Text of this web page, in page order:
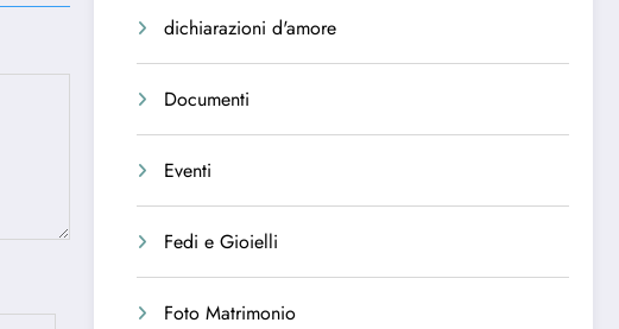
dichiarazioni d'amore
Documenti
Eventi
Fedi e Gioielli
Foto Matrimonio